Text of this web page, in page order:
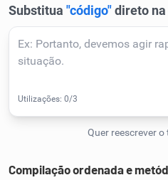
Corrigir Texto
Detector de IA
Humanizador de IA
Cata-letras
Compilação ordenada e